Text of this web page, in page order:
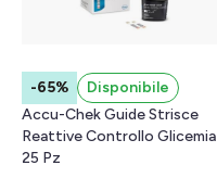
-65%
Disponibile
Accu-Chek Guide Strisce
Reattive Controllo Glicemia
25 Pz